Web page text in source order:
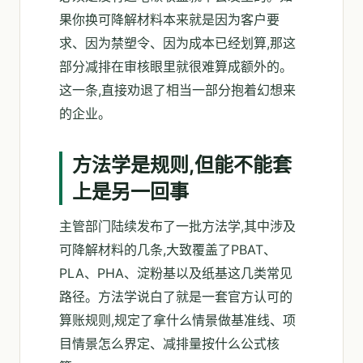
果你换可降解材料本来就是因为客户要
求、因为禁塑令、因为成本已经划算,那这
部分减排在审核眼里就很难算成额外的。
这一条,直接劝退了相当一部分抱着幻想来
的企业。
方法学是规则,但能不能套
上是另一回事
主管部门陆续发布了一批方法学,其中涉及
可降解材料的几条,大致覆盖了PBAT、
PLA、PHA、淀粉基以及纸基这几类常见
路径。方法学说白了就是一套官方认可的
算账规则,规定了拿什么情景做基准线、项
目情景怎么界定、减排量按什么公式核